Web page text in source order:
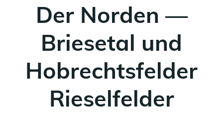
Der Norden —
Briesetal und
Hobrechtsfelder
Rieselfelder